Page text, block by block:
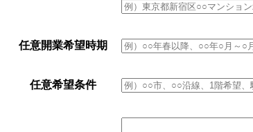
任意開業希望時期
任意希望条件